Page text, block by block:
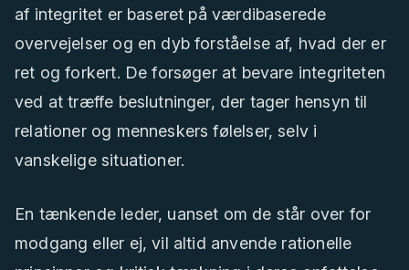
af integritet er baseret på værdibaserede
overvejelser og en dyb forståelse af, hvad der er
ret og forkert. De forsøger at bevare integriteten
ved at træffe beslutninger, der tager hensyn til
relationer og menneskers følelser, selv i
vanskelige situationer.
En tænkende leder, uanset om de står over for
modgang eller ej, vil altid anvende rationelle